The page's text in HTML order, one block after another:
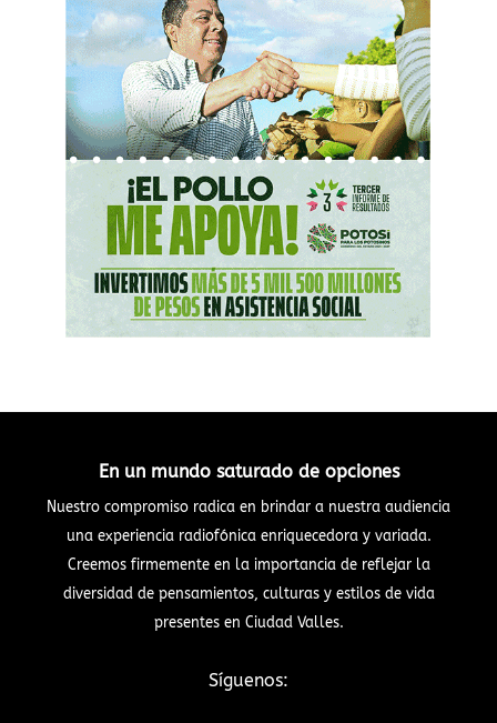
En un mundo saturado de opciones
Nuestro compromiso radica en brindar a nuestra audiencia
una experiencia radiofónica enriquecedora y variada.
Creemos firmemente en la importancia de reflejar la
diversidad de pensamientos, culturas y estilos de vida
presentes en Ciudad Valles.
Síguenos: